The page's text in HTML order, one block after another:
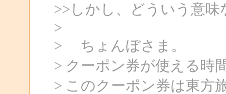
>>しかし、どういう意
>
> ちょんぼさま。
> クーポン券が使える時
> このクーポン券は東方